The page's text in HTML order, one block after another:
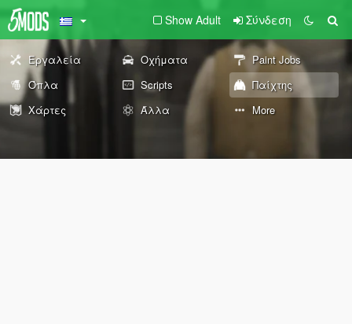
Show Adult Σύνδεση
Εργαλεία Οχήματα
Paint Jobs
Όπλα
Scripts
Παίχτης
Χάρτες
Άλλα More